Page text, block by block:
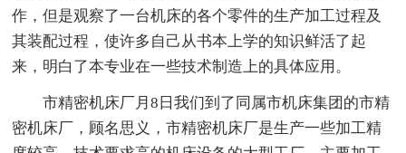
作，但是观察了一台机床的各个零件的生产加工过程及
其装配过程，使许多自己从书本上学的知识鲜活了起
来，明白了本专业在一些技术制造上的具体应用。
市精密机床厂月8日我们到了同属市机床集团的市精
密机床厂，顾名思义，市精密机床厂是生产一些加工精